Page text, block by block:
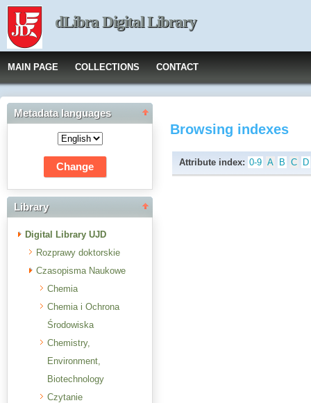
dLibra Digital Library
MAIN PAGE COLLECTIONS CONTACT
Metadata languages
Library
Digital Library UJD
Rozprawy doktorskie
Czasopisma Naukowe
Chemia
Chemia i Ochrona
Środowiska
Chemistry,
Environment,
Biotechnology
Czytanie
Browsing indexes
Attribute index: 0-9 A B C D